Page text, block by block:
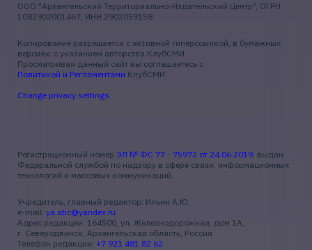
ООО "Архангельский Территориально-Издательский Центр", ОГРН
1082902001467, ИНН 2902059158.
Копирование разрешается с активной гиперссылкой, в бумажных
версиях: с указанием авторства КлубСМИ.
Просматривая данный сайт вы соглашаетесь с
Политикой и Регламентами КлубСМИ.
Change privacy settings
Регистрационный номер ЭЛ № ФС 77 - 75972 от 24.06.2019, выдан
Федеральной службой по надзору в сфере связи, информационных
технологий и массовых коммуникаций.
Учредитель, главный редактор: Ильин А.Ю.
e-mail: ya.atic@yandex.ru
Адрес редакции: 164500, ул. Железнодорожная, дом 1А,
г. Северодвинск, Архангельская область, Россия
Телефон редакции: +7 921 481 82 62